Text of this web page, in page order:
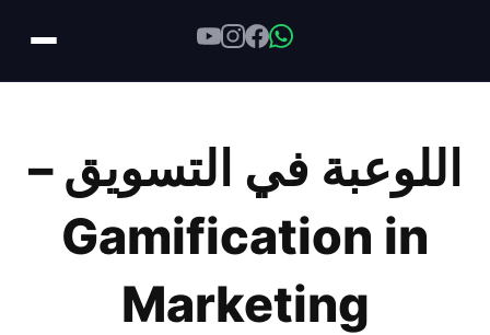
اللوعبة في التسويق –
Gamification in
Marketing